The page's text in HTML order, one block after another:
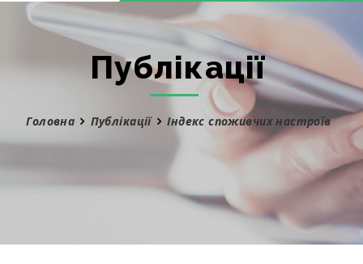
Публікації
Головна Публікації Індекс споживчих настроїв